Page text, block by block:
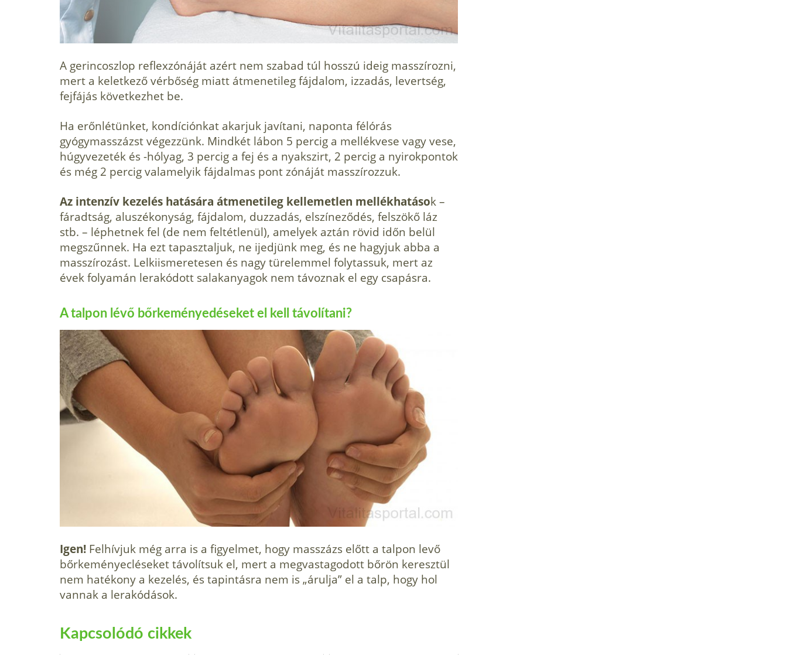
A gerincoszlop reflexzónáját azért nem szabad túl hosszú ideig masszírozni,
mert a keletkező vérbőség miatt átmenetileg fájdalom, izzadás, levertség,
fejfájás következhet be.
Ha erőnlétünket, kondíciónkat akarjuk javítani, naponta félórás
gyógymasszázst végezzünk. Mindkét lábon 5 percig a mellékvese vagy vese,
húgyvezeték és -hólyag, 3 percig a fej és a nyakszirt, 2 percig a nyirokpontok
és még 2 percig valamelyik fájdalmas pont zónáját masszírozzuk.
Az intenzív kezelés hatására átmenetileg kellemetlen mellékhatások –
fáradtság, aluszékonyság, fájdalom, duzzadás, elszíneződés, felszökő láz
stb. – léphetnek fel (de nem feltétlenül), amelyek aztán rövid időn belül
megszűnnek. Ha ezt tapasztaljuk, ne ijedjünk meg, és ne hagyjuk abba a
masszírozást. Lelkiismeretesen és nagy türelemmel folytassuk, mert az
évek folyamán lerakódott salakanyagok nem távoznak el egy csapásra.
A talpon lévő bőrkeményedéseket el kell távolítani?
Igen! Felhívjuk még arra is a figyelmet, hogy masszázs előtt a talpon levő
bőrkeményecléseket távolítsuk el, mert a megvastagodott bőrön keresztül
nem hatékony a kezelés, és tapintásra nem is „árulja” el a talp, hogy hol
vannak a lerakódások.
Kapcsolódó cikkek